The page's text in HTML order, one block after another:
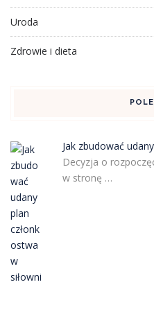
Uroda
Zdrowie i dieta
Jak zbudować
Decyzja o
w stronę …